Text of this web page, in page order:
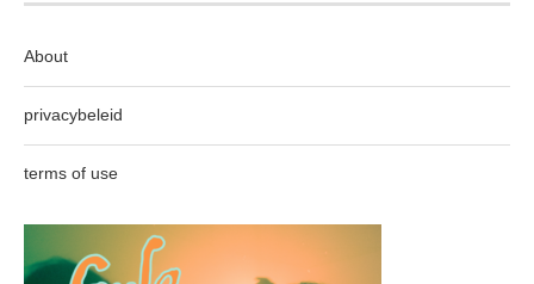
About
privacybeleid
terms of use